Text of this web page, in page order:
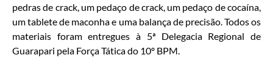
pedras de crack, um pedaço de crack, um pedaço de cocaína,
um tablete de maconha e uma balança de precisão. Todos os
materiais foram entregues à 5ª Delegacia Regional de
Guarapari pela Força Tática do 10º BPM.